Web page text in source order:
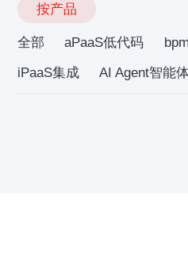
按产品
全部 aPaaS低代码
iPaaS集成
AI Agent智能